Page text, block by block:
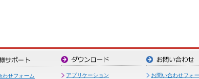
わせフォーム
アプリケーション
お問い合わせフォ